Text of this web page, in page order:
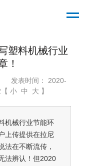
塑料机械行业
！
发表时间： 2020-
小 中 大 】
机械行业节能环
上传提供在拉尼
法在不断流传，
法辨认！但2020